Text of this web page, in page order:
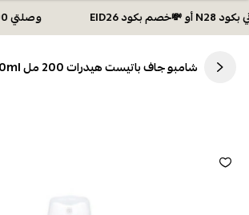
وصلتي 300 ريال؟ اختاري هديتك :🏍 شحن مجاني بكود N28 أو 💸خصم بكود EID26